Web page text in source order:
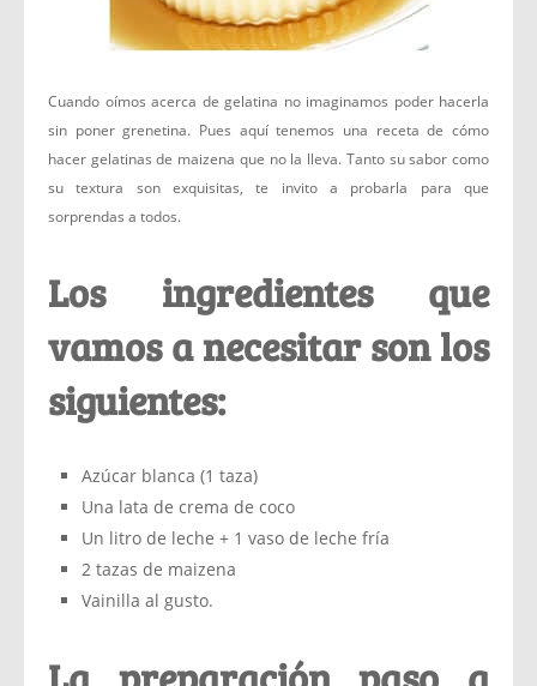
Cuando oímos acerca de gelatina no imaginamos poder hacerla
sin poner grenetina. Pues aquí tenemos una receta de cómo
hacer gelatinas de maizena que no la lleva. Tanto su sabor como
su textura son exquisitas, te invito a probarla para que
sorprendas a todos.
Los ingredientes que
vamos a necesitar son los
siguientes:
Azúcar blanca (1 taza)
Una lata de crema de coco
Un litro de leche + 1 vaso de leche fría
2 tazas de maizena
Vainilla al gusto.